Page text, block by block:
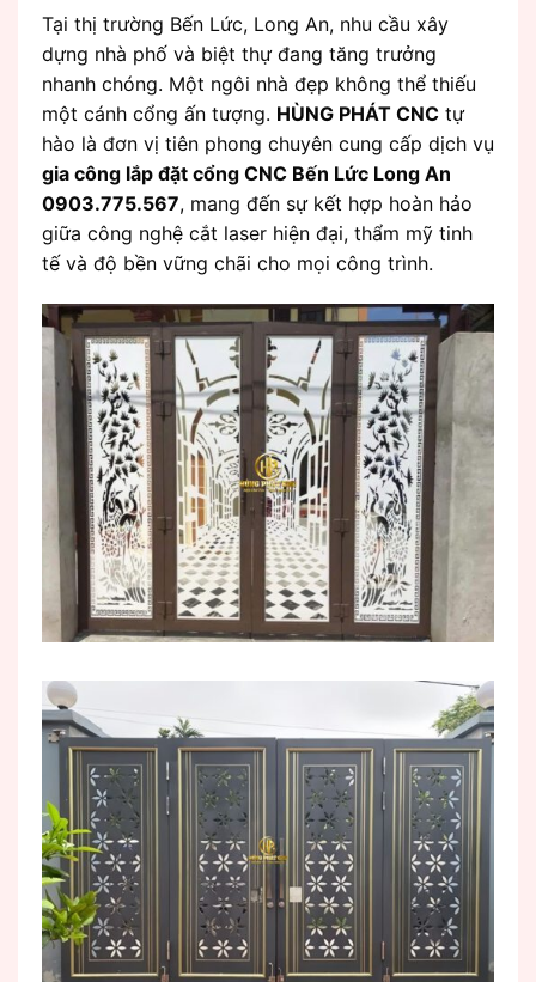
Tại thị trường Bến Lức, Long An, nhu cầu xây
dựng nhà phố và biệt thự đang tăng trưởng
nhanh chóng. Một ngôi nhà đẹp không thể thiếu
một cánh cổng ấn tượng. HÙNG PHÁT CNC tự
hào là đơn vị tiên phong chuyên cung cấp dịch vụ
gia công lắp đặt cổng CNC Bến Lức Long An
0903.775.567, mang đến sự kết hợp hoàn hảo
giữa công nghệ cắt laser hiện đại, thẩm mỹ tinh
tế và độ bền vững chãi cho mọi công trình.